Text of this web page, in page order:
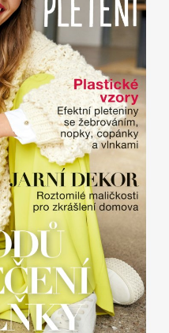
Marianne Bydlení
Marianne Venkov & styl